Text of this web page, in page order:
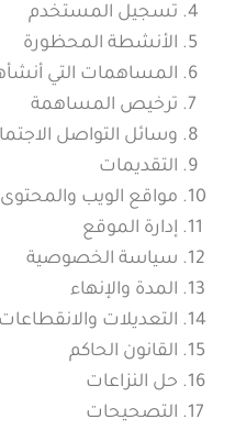
تسجيل المستخدم
الأنشطة المحظورة
المساهمات التي
ترخيص المساهمة
وسائل التواصل
التقديمات
مواقع الويب والمحتوى
إدارة الموقع
سياسة الخصوصية
المدة والإنهاء
التعديلات والانقطاعات
القانون الحاكم
حل النزاعات
التصحيحات